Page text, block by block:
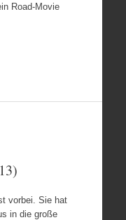
Road-Movie
vorbei. Sie hat
in die große